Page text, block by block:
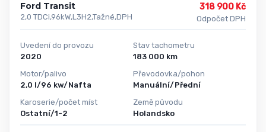
Ford Transit
2,0 TDCi,96kW,L3H2,Tažné,DPH
318 900 Kč
Odpočet DPH
Uvedení do provozu
2020
Motor/palivo
2,0 l/96 kw/Nafta
Karoserie/počet míst
Ostatní/1-2
Stav tachometru
183 000 km
Převodovka/pohon
Manuální/Přední
Země původu
Holandsko